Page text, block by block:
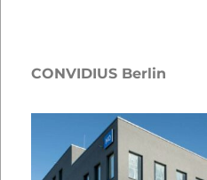
CONVIDIUS Berlin